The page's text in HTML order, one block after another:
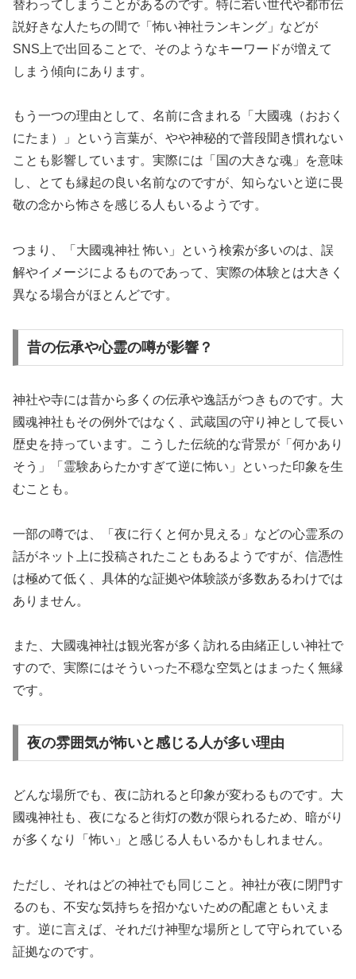
替わってしまうことがあるのです。特に若い世代や都市伝
説好きな人たちの間で「怖い神社ランキング」などが
SNS上で出回ることで、そのようなキーワードが増えて
しまう傾向にあります。
もう一つの理由として、名前に含まれる「大國魂（おおく
にたま）」という言葉が、やや神秘的で普段聞き慣れない
ことも影響しています。実際には「国の大きな魂」を意味
し、とても縁起の良い名前なのですが、知らないと逆に畏
敬の念から怖さを感じる人もいるようです。
つまり、「大國魂神社 怖い」という検索が多いのは、誤
解やイメージによるものであって、実際の体験とは大きく
異なる場合がほとんどです。
昔の伝承や心霊の噂が影響？
神社や寺には昔から多くの伝承や逸話がつきものです。大
國魂神社もその例外ではなく、武蔵国の守り神として長い
歴史を持っています。こうした伝統的な背景が「何かあり
そう」「霊験あらたかすぎて逆に怖い」といった印象を生
むことも。
一部の噂では、「夜に行くと何か見える」などの心霊系の
話がネット上に投稿されたこともあるようですが、信憑性
は極めて低く、具体的な証拠や体験談が多数あるわけでは
ありません。
また、大國魂神社は観光客が多く訪れる由緒正しい神社で
すので、実際にはそういった不穏な空気とはまったく無縁
です。
夜の雰囲気が怖いと感じる人が多い理由
どんな場所でも、夜に訪れると印象が変わるものです。大
國魂神社も、夜になると街灯の数が限られるため、暗がり
が多くなり「怖い」と感じる人もいるかもしれません。
ただし、それはどの神社でも同じこと。神社が夜に閉門す
るのも、不安な気持ちを招かないための配慮ともいえま
す。逆に言えば、それだけ神聖な場所として守られている
証拠なのです。